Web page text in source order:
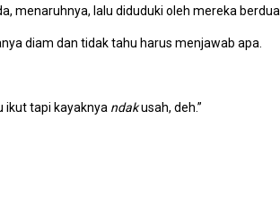
menaruhnya, lalu diduduki oleh mereka berdua.
diam dan tidak tahu harus menjawab apa.
ikut tapi kayaknya ndakusah, deh.”